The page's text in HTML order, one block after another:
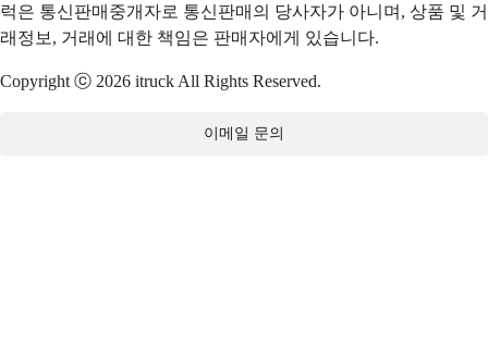
럭은 통신판매중개자로 통신판매의 당사자가 아니며, 상품 및 거
래정보, 거래에 대한 책임은 판매자에게 있습니다.
Copyright ⓒ 2026 itruck All Rights Reserved.
이메일 문의